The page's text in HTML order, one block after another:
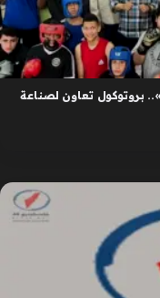
بروتوكول تعاون لصناعة